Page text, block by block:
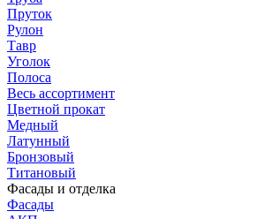
Пруток
Рулон
Тавр
Уголок
Полоса
Весь ассортимент
Цветной прокат
Медный
Латунный
Бронзовый
Титановый
Фасады и отделка
Фасады